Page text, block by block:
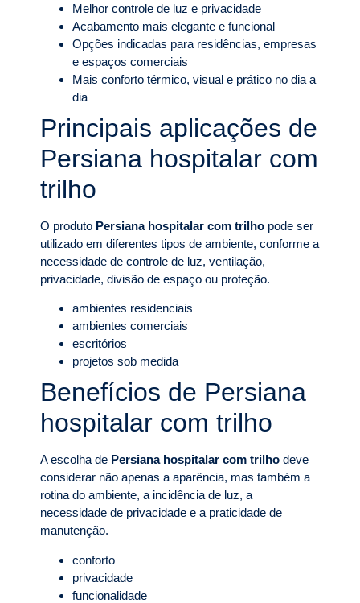
Melhor controle de luz e privacidade
Acabamento mais elegante e funcional
Opções indicadas para residências, empresas
e espaços comerciais
Mais conforto térmico, visual e prático no dia a
dia
Principais aplicações de
Persiana hospitalar com
trilho
O produto Persiana hospitalar com trilho pode ser
utilizado em diferentes tipos de ambiente, conforme a
necessidade de controle de luz, ventilação,
privacidade, divisão de espaço ou proteção.
ambientes residenciais
ambientes comerciais
escritórios
projetos sob medida
Benefícios de Persiana
hospitalar com trilho
A escolha de Persiana hospitalar com trilho deve
considerar não apenas a aparência, mas também a
rotina do ambiente, a incidência de luz, a
necessidade de privacidade e a praticidade de
manutenção.
conforto
privacidade
funcionalidade